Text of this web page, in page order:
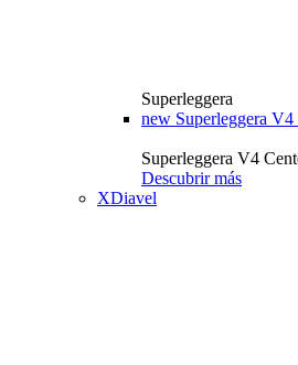
Superleggera
new Superleggera
Superleggera V4
Descubrir más
XDiavel